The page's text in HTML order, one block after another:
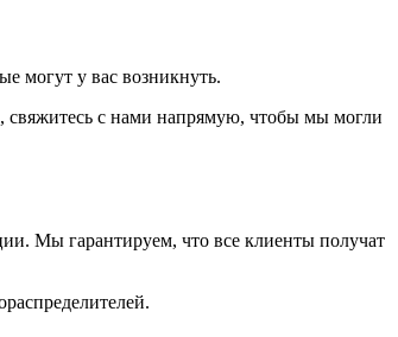
могут у вас возникнуть.
свяжитесь с нами напрямую, чтобы мы могли
Мы гарантируем, что все клиенты получат